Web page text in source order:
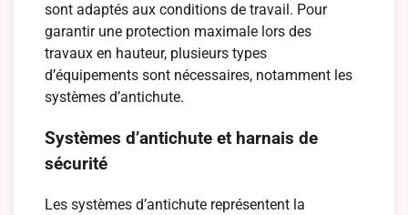
sont adaptés aux conditions de travail. Pour
garantir une protection maximale lors des
travaux en hauteur, plusieurs types
d’équipements sont nécessaires, notamment les
systèmes d’antichute.
Systèmes d’antichute et harnais de
sécurité
Les systèmes d’antichute représentent la